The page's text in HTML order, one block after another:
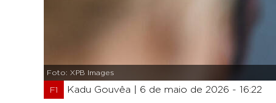
Foto: XPB Images
F1 Kadu Gouvêa | 6 de maio de 2026 - 16:22